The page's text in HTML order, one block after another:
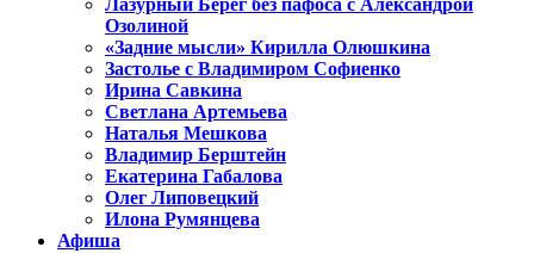
Лазурный Берег без пафоса с Александрой
Озолиной
«Задние мысли» Кирилла Олюшкина
Застолье с Владимиром Софиенко
Ирина Савкина
Светлана Артемьева
Наталья Мешкова
Владимир Берштейн
Екатерина Габалова
Олег Липовецкий
Илона Румянцева
Афиша